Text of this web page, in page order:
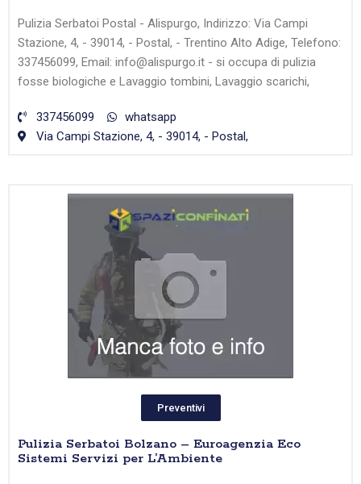
Pulizia Serbatoi Postal - Alispurgo, Indirizzo: Via Campi
Stazione, 4, - 39014, - Postal, - Trentino Alto Adige, Telefono:
337456099, Email: info@alispurgo.it - si occupa di pulizia
fosse biologiche e Lavaggio tombini, Lavaggio scarichi,
337456099
whatsapp
Via Campi Stazione, 4, - 39014, - Postal,
Preventivi
Pulizia Serbatoi Bolzano – Euroagenzia Eco
Sistemi Servizi per L’Ambiente